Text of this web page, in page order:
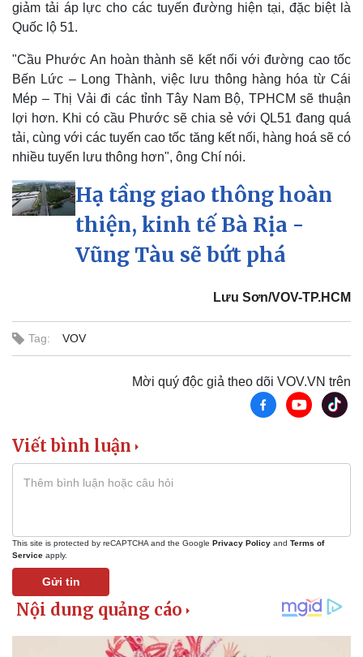
Chứng khoán
Vụ án
giảm tải áp lực cho các tuyến đường hiện tại, đặc biệt là
Quốc lộ 51.
"Cầu Phước An hoàn thành sẽ kết nối với đường cao tốc
Bến Lức – Long Thành, việc lưu thông hàng hóa từ Cái
Mép – Thị Vải đi các tỉnh Tây Nam Bộ, TPHCM sẽ thuận
lợi hơn. Khi có cầu Phước sẽ chia sẻ với QL51 đang quá
tải, cùng với các tuyến cao tốc tăng kết nối, hàng hoá sẽ có
nhiều tuyến lưu thông hơn", ông Chí nói.
Hạ tầng giao thông hoàn
thiện, kinh tế Bà Rịa -
Vũng Tàu sẽ bứt phá
Lưu Sơn/VOV-TP.HCM
Tag: VOV
Mời quý độc giả theo dõi VOV.VN trên
Viết bình luận
This site is protected by reCAPTCHA and the Google Privacy Policy and Terms of
Service apply.
Gửi tin